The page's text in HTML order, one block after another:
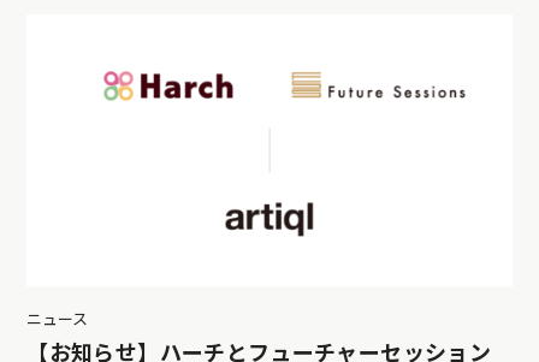
ニュース
【お知らせ】ハーチとフューチャーセッション